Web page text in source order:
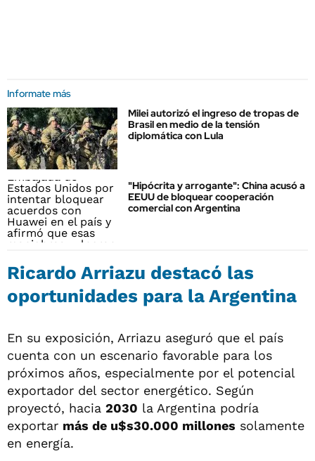
Informate más
Milei autorizó el ingreso de tropas de
Brasil en medio de la tensión
diplomática con Lula
"Hipócrita y arrogante": China acusó a
EEUU de bloquear cooperación
comercial con Argentina
Ricardo Arriazu destacó las
oportunidades para la Argentina
En su exposición, Arriazu aseguró que el país
cuenta con un escenario favorable para los
próximos años, especialmente por el potencial
exportador del sector energético. Según
proyectó, hacia 2030 la Argentina podría
exportar más de u$s30.000 millones solamente
en energía.